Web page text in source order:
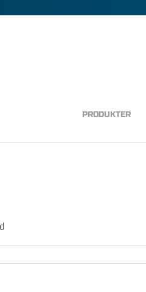
PRODUKTER